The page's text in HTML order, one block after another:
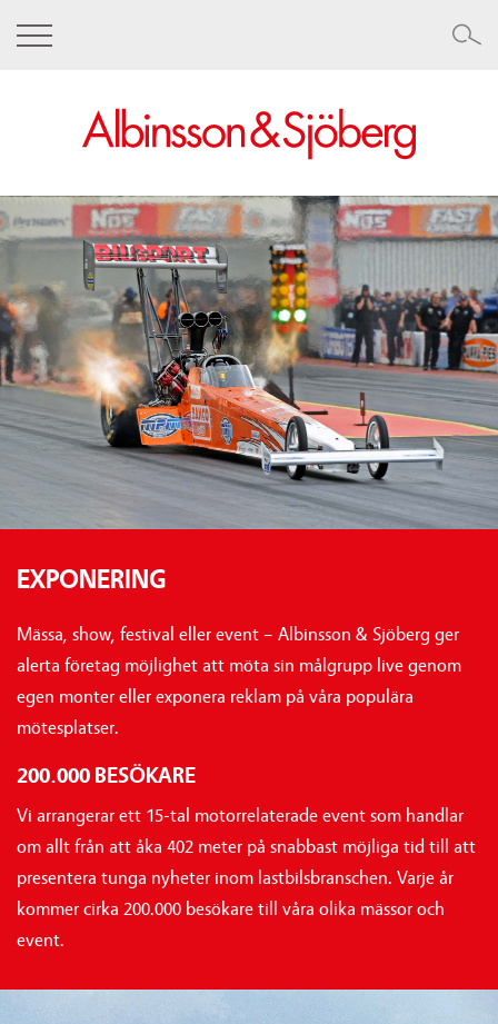
EXPONERING
Mässa, show, festival eller event – Albinsson & Sjöberg ger
alerta företag möjlighet att möta sin målgrupp live genom
egen monter eller exponera reklam på våra populära
mötesplatser.
200.000 BESÖKARE
Vi arrangerar ett 15-tal motorrelaterade event som handlar
om allt från att åka 402 meter på snabbast möjliga tid till att
presentera tunga nyheter inom lastbilsbranschen. Varje år
kommer cirka 200.000 besökare till våra olika mässor och
event.